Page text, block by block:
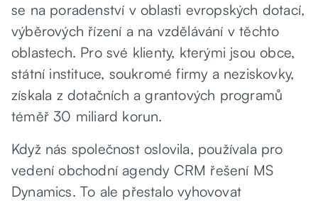
se na poradenství v oblasti evropských dotací,
výběrových řízení a na vzdělávání v těchto
oblastech. Pro své klienty, kterými jsou obce,
státní instituce, soukromé firmy a neziskovky,
získala z dotačních a grantových programů
téměř 30 miliard korun.
Když nás společnost oslovila, používala pro
vedení obchodní agendy CRM řešení MS
Dynamics. To ale přestalo vyhovovat